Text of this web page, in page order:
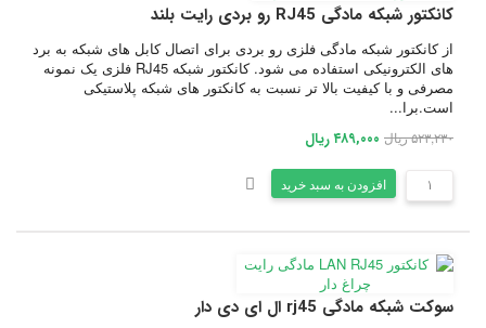
کانکتور شبکه مادگی RJ45 رو بردی رایت بلند
از کانکتور شبکه مادگی فلزی رو بردی برای اتصال کابل های شبکه به برد
های الکترونیکی استفاده می شود. کانکتور شبکه RJ45 فلزی یک نمونه
مصرفی و با کیفیت بالا تر نسبت به کانکتور های شبکه پلاستیکی
است.برا...
۵۲۳,۲۳۰ ریال ۴۸۹,۰۰۰ ریال
افزودن به سبد خرید
سوکت شبکه مادگی rj45 ال ای دی دار